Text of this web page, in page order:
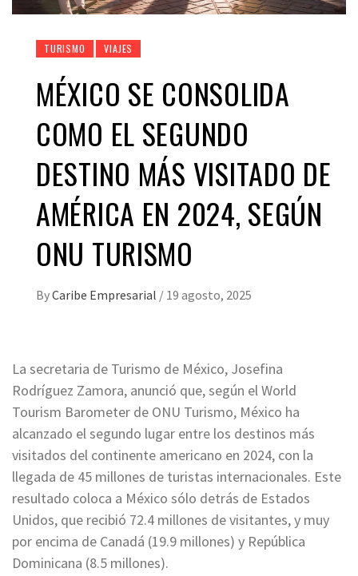
TURISMO VIAJES
MÉXICO SE CONSOLIDA
COMO EL SEGUNDO
DESTINO MÁS VISITADO DE
AMÉRICA EN 2024, SEGÚN
ONU TURISMO
ByCaribe Empresarial / 19 agosto, 2025
La secretaria de Turismo de México, Josefina
Rodríguez Zamora, anunció que, según el World
Tourism Barometer de ONU Turismo, México ha
alcanzado el segundo lugar entre los destinos más
visitados del continente americano en 2024, con la
llegada de 45 millones de turistas internacionales. Este
resultado coloca a México sólo detrás de Estados
Unidos, que recibió 72.4 millones de visitantes, y muy
por encima de Canadá (19.9 millones) y República
Dominicana (8.5 millones).